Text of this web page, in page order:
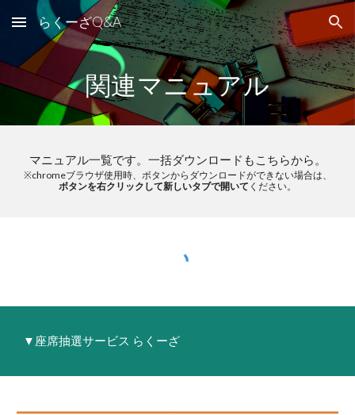
Skip to main content Skip to navigation
らくーざQ&A
関連マニュアル
マニュアル一覧です。一括ダウンロードもこちらから。
※chromeブラウザ使用時、ボタンからダウンロードができない場合は、
ボタンを右クリックして新しいタブで開いて ください。
▼座席抽選サービス らくーざ